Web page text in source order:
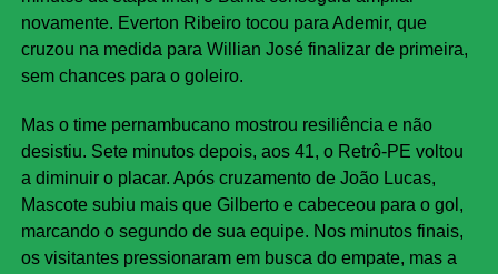
novamente. Everton Ribeiro tocou para Ademir, que
cruzou na medida para Willian José finalizar de primeira,
sem chances para o goleiro.
Mas o time pernambucano mostrou resiliência e não
desistiu. Sete minutos depois, aos 41, o Retrô-PE voltou
a diminuir o placar. Após cruzamento de João Lucas,
Mascote subiu mais que Gilberto e cabeceou para o gol,
marcando o segundo de sua equipe. Nos minutos finais,
os visitantes pressionaram em busca do empate, mas a